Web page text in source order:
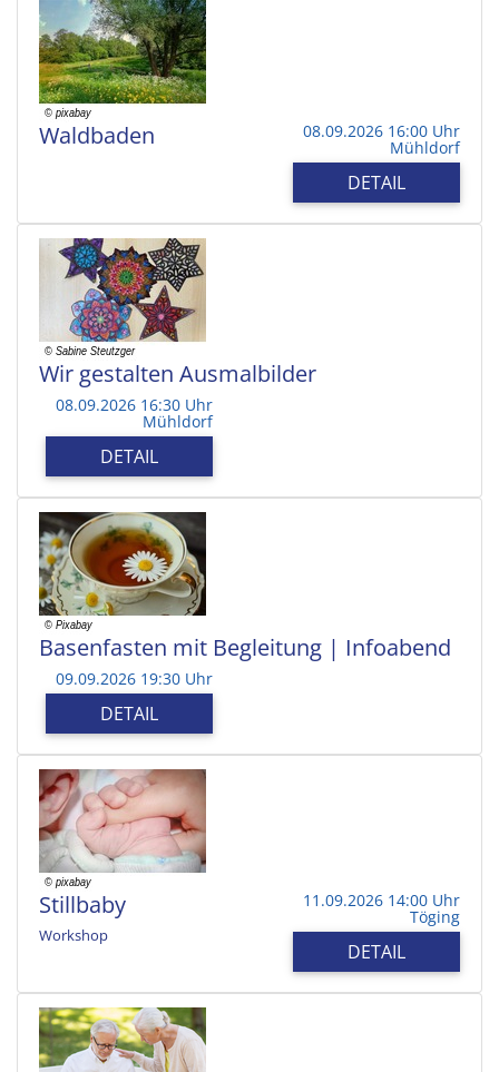
Waldbaden 08.09.2026 16:00 Uhr
Mühldorf
DETAIL
Wir gestalten Ausmalbilder
08.09.2026 16:30 Uhr
Mühldorf
DETAIL
Basenfasten mit Begleitung | Infoabend
09.09.2026 19:30 Uhr
DETAIL
Stillbaby
Workshop
11.09.2026 14:00 Uhr
Töging
DETAIL